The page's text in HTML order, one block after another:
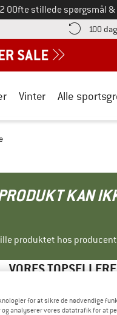
0Ofte stillede spørgsmål
her! Åbnes i en100
Vinter Alle
KAN
produktet hos
VORES TOPSELLERE
for at sikre de nødvendige
analyserer vores datatrafik for at